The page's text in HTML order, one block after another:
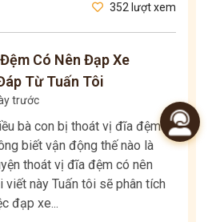
352 lượt xem
Có Nên Đạp Xe
Từ Tuấn Tôi
trước
bà con bị thoát vị đĩa đệm
biết vận động thế nào là
thoát vị đĩa đệm có nên
viết này Tuấn tôi sẽ phân tích
đạp xe...